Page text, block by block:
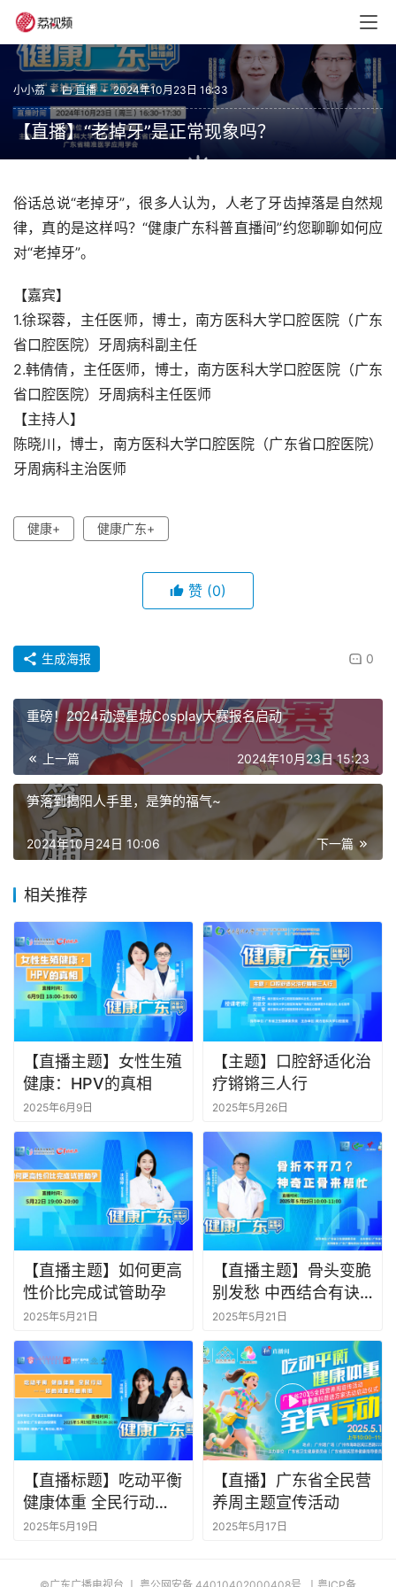
小小荔 • 直播 • 2024年10月23日 16:33
【直播】“老掉牙”是正常现象吗？
00:00 / 00:00
俗话总说“老掉牙”，很多人认为，人老了牙齿掉落是自然规
律，真的是这样吗？“健康广东科普直播间”约您聊聊如何应
对“老掉牙”。
【嘉宾】
1.徐琛蓉，主任医师，博士，南方医科大学口腔医院（广东
省口腔医院）牙周病科副主任
2.韩倩倩，主任医师，博士，南方医科大学口腔医院（广东
省口腔医院）牙周病科主任医师
【主持人】
陈晓川，博士，南方医科大学口腔医院（广东省口腔医院）
牙周病科主治医师
健康+ 健康广东+
赞 (0)
生成海报 0
重磅！2024动漫星城Cosplay大赛报名启动
上一篇 2024年10月23日 15:23
笋落到揭阳人手里，是笋的福气~
下一篇
2024年10月24日 10:06
相关推荐
【直播主题】女性生殖
健康：HPV的真相
2025年6月9日
【主题】口腔舒适化治
疗锵锵三人行
2025年5月26日
【直播主题】如何更高
性价比完成试管助孕
2025年5月21日
【直播主题】骨头变脆
别发愁 中西结合有诀
窍
2025年5月21日
【直播标题】吃动平衡
健康体重 全民行动
——你的减重攻略来啦
2025年5月19日
【直播】广东省全民营
养周主题宣传活动
2025年5月17日